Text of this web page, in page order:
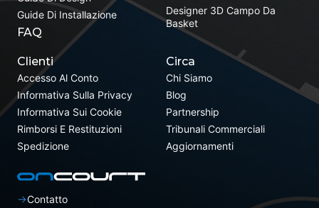
Designer 3D Campo Da
Basket
Guide Di Installazione
FAQ
Clienti
Accesso Al Conto
Informativa Sulla Privacy
Informativa Sui Cookie
Rimborsi E Restituzioni
Spedizione
Circa
Chi Siamo
Blog
Partnership
Tribunali Commerciali
Aggiornamenti
Contatto